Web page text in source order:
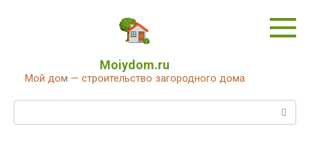
Moiydom.ru
Мой дом — строительство загородного дома